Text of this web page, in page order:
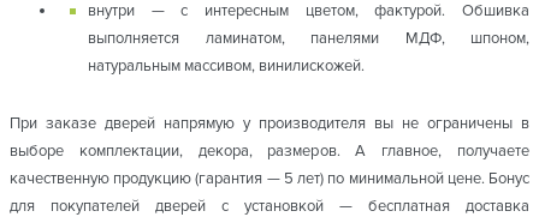
внутри — с интересным цветом, фактурой. Обшивка
выполняется ламинатом, панелями МДФ, шпоном,
натуральным массивом, винилискожей.
При заказе дверей напрямую у производителя вы не ограничены в
выборе комплектации, декора, размеров. А главное, получаете
качественную продукцию (гарантия — 5 лет) по минимальной цене. Бонус
для покупателей дверей с установкой — бесплатная доставка